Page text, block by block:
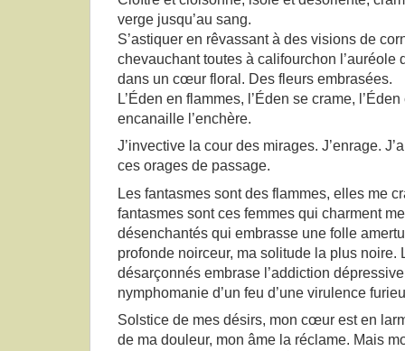
verge jusqu’au sang.
S’astiquer en rêvassant à des visions de
chevauchant toutes à califourchon l’auréole
dans un cœur floral. Des fleurs embrasées.
L’Éden en flammes, l’Éden se crame,
encanaille l’enchère.
J’invective la cour des mirages. J’enrage.
ces orages de passage.
Les fantasmes sont des flammes, elles me
fantasmes sont ces femmes qui charment
désenchantés qui embrasse une folle
profonde noirceur, ma solitude la plus noire.
désarçonnés embrase l’addiction
nymphomanie d’un feu d’une virulence
Solstice de mes désirs, mon cœur est en
de ma douleur, mon âme la réclame. Mais